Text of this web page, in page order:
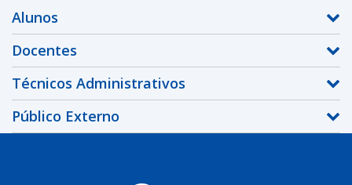
Alunos
Docentes
Técnicos Administrativos
Público Externo